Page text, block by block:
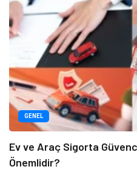
GENEL
Ev ve Araç Sigorta
Önemlidir?